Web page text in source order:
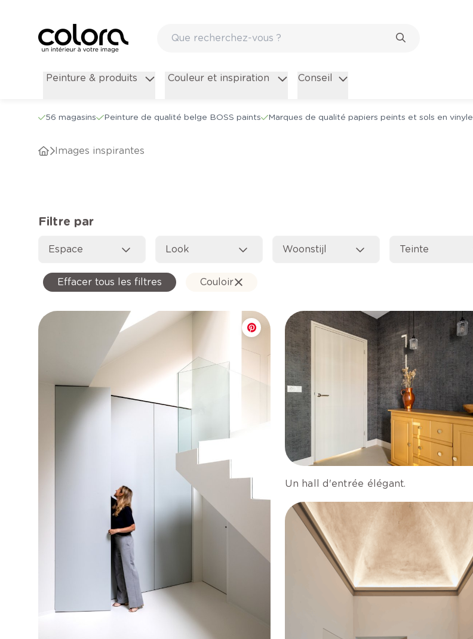
Peinture & produits Couleur et inspiration Conseil
56 magasins Peinture de qualité belge BOSS paints Marques de qualité papiers peints et sols en vinyle
Images inspirantes
Filtre par
Espace Look Woonstijl Teinte
Effacer tous les filtres Couloir
Un hall d'entrée élégant.